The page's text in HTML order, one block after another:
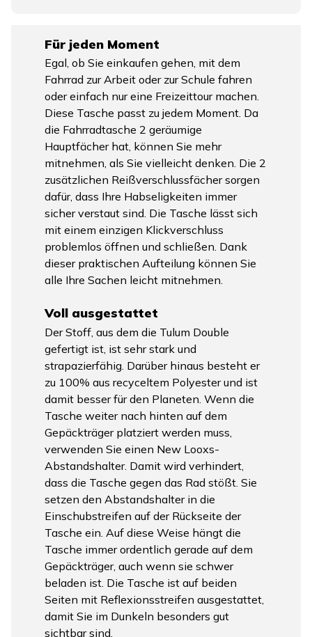
Für jeden Moment
Egal, ob Sie einkaufen gehen, mit dem
Fahrrad zur Arbeit oder zur Schule fahren
oder einfach nur eine Freizeittour machen.
Diese Tasche passt zu jedem Moment. Da
die Fahrradtasche 2 geräumige
Hauptfächer hat, können Sie mehr
mitnehmen, als Sie vielleicht denken. Die 2
zusätzlichen Reißverschlussfächer sorgen
dafür, dass Ihre Habseligkeiten immer
sicher verstaut sind. Die Tasche lässt sich
mit einem einzigen Klickverschluss
problemlos öffnen und schließen. Dank
dieser praktischen Aufteilung können Sie
alle Ihre Sachen leicht mitnehmen.
Voll ausgestattet
Der Stoff, aus dem die Tulum Double
gefertigt ist, ist sehr stark und
strapazierfähig. Darüber hinaus besteht er
zu 100% aus recyceltem Polyester und ist
damit besser für den Planeten. Wenn die
Tasche weiter nach hinten auf dem
Gepäckträger platziert werden muss,
verwenden Sie einen New Looxs-
Abstandshalter. Damit wird verhindert,
dass die Tasche gegen das Rad stößt. Sie
setzen den Abstandshalter in die
Einschubstreifen auf der Rückseite der
Tasche ein. Auf diese Weise hängt die
Tasche immer ordentlich gerade auf dem
Gepäckträger, auch wenn sie schwer
beladen ist. Die Tasche ist auf beiden
Seiten mit Reflexionsstreifen ausgestattet,
damit Sie im Dunkeln besonders gut
sichtbar sind.